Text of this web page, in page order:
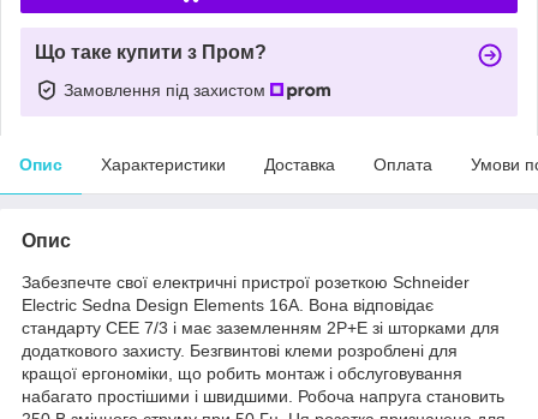
Що таке купити з Пром?
Замовлення під захистом
Опис Характеристики Доставка Оплата Умови
Опис
Забезпечте свої електричні пристрої розеткою Schneider
Electric Sedna Design Elements 16A. Вона відповідає
стандарту CEE 7/3 і має заземленням 2P+E зі шторками для
додаткового захисту. Безгвинтові клеми розроблені для
кращої ергономіки, що робить монтаж і обслуговування
набагато простішими і швидшими. Робоча напруга становить